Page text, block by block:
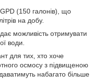
(150 галонів), що
на добу.
можливість отримувати
води.
для тих, хто хоче
осмосу з підвищеною
набагато більше